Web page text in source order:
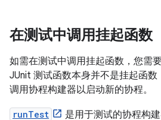
在测试中调用挂起函数
如需在测试中调用挂起函数，您需
JUnit 测试函数本身并不是挂起函
调用协程构建器以启动新的协程。
runTest
是用于测试的协程构